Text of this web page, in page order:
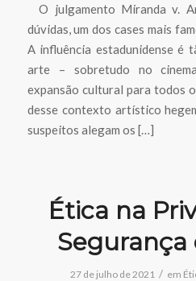
O julgamento Miranda v.
dúvidas, um dos cases mais
A influência estadunidense é
arte – sobretudo no
expansão cultural para todos
desse contexto artístico
suspeitos alegam os […]
Ética na
Segurança
27 de julho de 2021 / em